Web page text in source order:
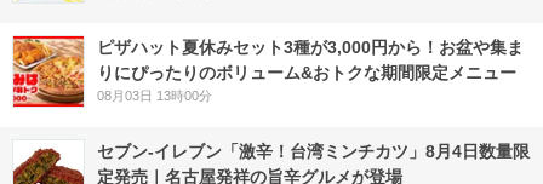
ピザハット夏休みセット3種が3,000円から！お盆や集ま
りにぴったりのボリューム&おトクな期間限定メニュー
08月03日 13時00分
セブン-イレブン「激辛！台湾ミンチカツ」8月4日数量限
定発売｜名古屋発祥の旨辛グルメが登場